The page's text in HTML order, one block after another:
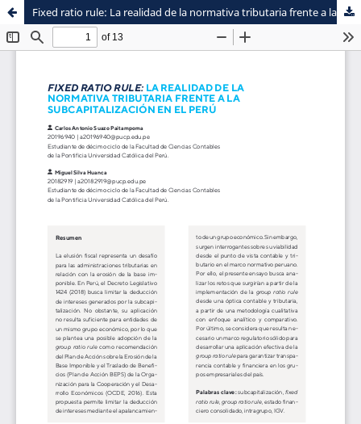
Sistema de
Bibliotecas
Facultad de
Ciencias Contables
Fixed ratio rule: La realidad de la normativa tributaria frente a la subcapitalización en el Perú